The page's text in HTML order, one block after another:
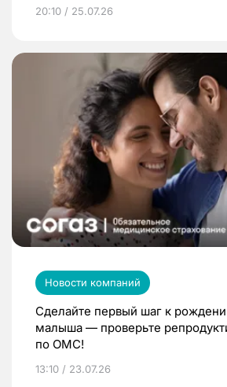
20:10 / 25.07.26
Новости компаний
Сделайте первый шаг к
малыша — проверьте
по ОМС!
13:10 / 23.07.26